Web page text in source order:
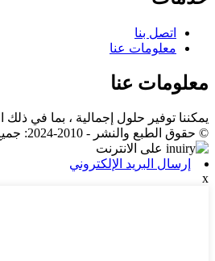
اتصل بنا
معلومات عنا
معلومات عنا
يمكننا توفير حلول إجمالية ، بما في ذلك
© حقوق الطبع والنشر - 2010-2024: جميع الحقوق محفوظة.
إرسال البريد الإلكتروني
x